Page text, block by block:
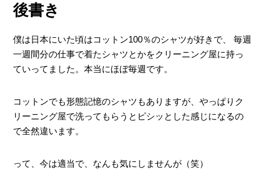
後書き
僕は日本にいた頃はコットン100％のシャツが好きで、 毎週
一週間分の仕事で着たシャツとかをクリーニング屋に持っ
ていってました。本当にほぼ毎週です。
コットンでも形態記憶のシャツもありますが、やっぱりク
リーニング屋で洗ってもらうとピシッとした感じになるの
で全然違います。
って、今は適当で、なんも気にしませんが（笑）